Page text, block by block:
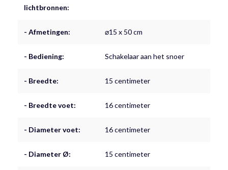
lichtbronnen:
- Afmetingen: ⌀15 x 50 cm
- Bediening: Schakelaar aan het snoer
- Breedte: 15 centimeter
- Breedte voet: 16 centimeter
- Diameter voet: 16 centimeter
- Diameter Ø: 15 centimeter